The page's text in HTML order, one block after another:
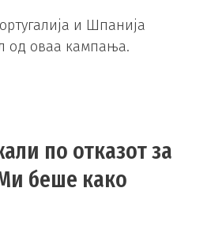
и Шпанија
од оваа кампања.
по отказот за
беше како